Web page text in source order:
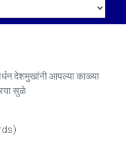
देशमुखांनी आपल्या काळ्या
सुळे